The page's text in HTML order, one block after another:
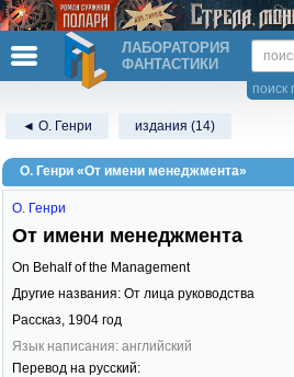
ЛАБОРАТОРИЯ
ФАНТАСТИКИ
поиск
◄ О. Генри издания (14)
О. Генри «От имени менеджмента»
О. Генри
От имени менеджмента
On Behalf of the Management
Другие названия: От лица руководства
Рассказ, 1904 год
Язык написания: английский
Перевод на русский: